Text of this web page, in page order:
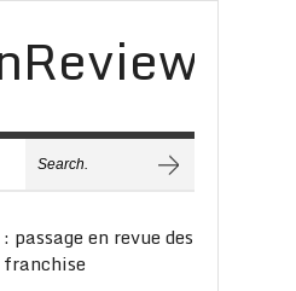
passage en revue des